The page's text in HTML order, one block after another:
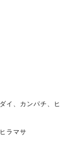
イ、カンパチ、ヒ
ラマサ